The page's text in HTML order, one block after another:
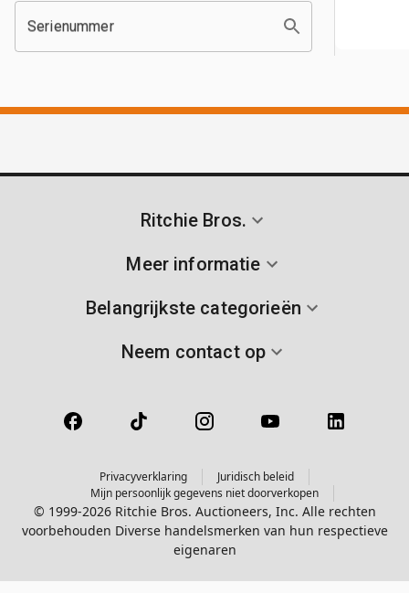
Serienummer
Ritchie Bros.
Meer informatie
Belangrijkste categorieën
Neem contact op
Privacyverklaring
Juridisch beleid
Mijn persoonlijk gegevens niet doorverkopen
© 1999-2026 Ritchie Bros. Auctioneers, Inc. Alle rechten
voorbehouden Diverse handelsmerken van hun respectieve
eigenaren